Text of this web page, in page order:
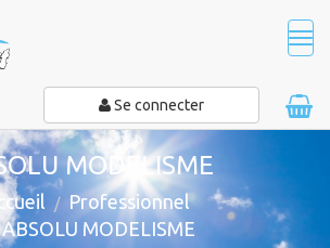
Se connecter
MODELISME
Professionnel
ABSOLU MODELISME